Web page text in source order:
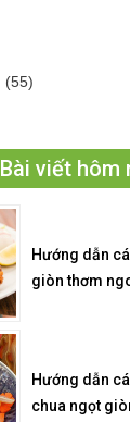
(55)
Bài viết hôm
Hướng dẫn
giòn thơm
Hướng dẫn
chua ngọt